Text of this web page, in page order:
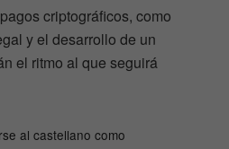
criptográficos, como
y el desarrollo de un
el ritmo al que seguirá
al castellano como